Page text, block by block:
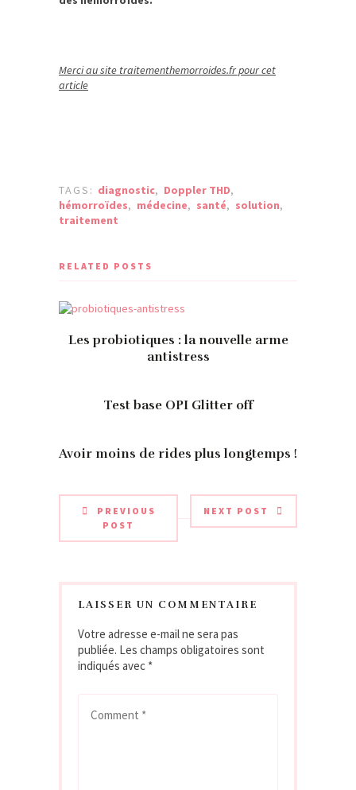
Merci au site traitementhemorroides.fr pour cet
article
TAGS: diagnostic, Doppler THD,
hémorroïdes, médecine, santé, solution,
traitement
RELATED POSTS
Les probiotiques : la nouvelle arme
antistress
Test base OPI Glitter off
Avoir moins de rides plus longtemps !
PREVIOUS
POST
NEXT POST
LAISSER UN COMMENTAIRE
Votre adresse e-mail ne sera pas
publiée. Les champs obligatoires sont
indiqués avec *